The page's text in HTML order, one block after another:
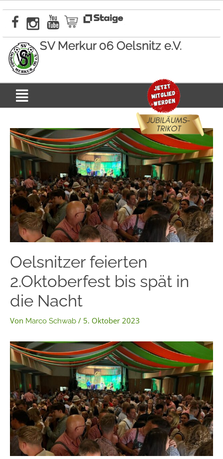
Inhalt
springen
SV Merkur 06 Oelsnitz e.V.
Menü
Oelsnitzer feierten
2.Oktoberfest bis spät in
die Nacht
Von Marco Schwab / 5. Oktober 2023